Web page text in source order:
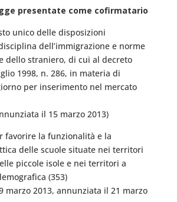
presentate come cofirmatario
unico delle disposizioni
dell’immigrazione e norme
dello straniero, di cui al decreto
1998, n. 286, in materia di
per inserimento nel mercato
il 15 marzo 2013)
favorire la funzionalità e la
delle scuole situate nei territori
piccole isole e nei territori a
(353)
marzo 2013, annunziata il 21 marzo